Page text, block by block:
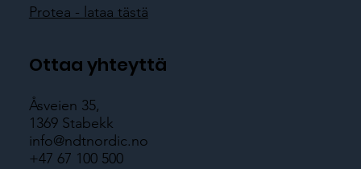
Protea - lataa tästä
Ottaa yhteyttä
Åsveien 35,
1369 Stabekk
info@ndtnordic.no
+47 67 100 500